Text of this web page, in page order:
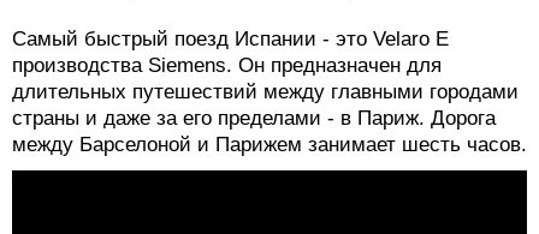
Самый быстрый поезд Испании - это Velaro E
производства Siemens. Он предназначен для
длительных путешествий между главными городами
страны и даже за его пределами - в Париж. Дорога
между Барселоной и Парижем занимает шесть часов.